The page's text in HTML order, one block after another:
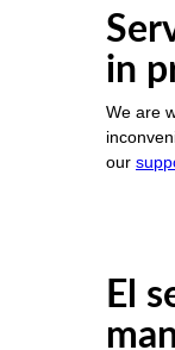
in
We are
our
El